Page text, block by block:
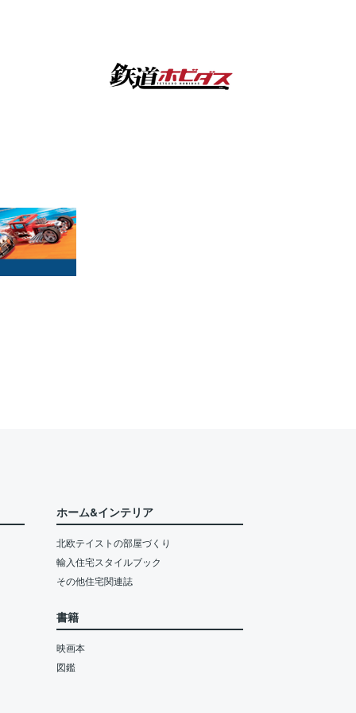
ホーム&インテリア
北欧テイストの部屋づくり
輸入住宅スタイルブック
その他住宅関連誌
書籍
映画本
図鑑